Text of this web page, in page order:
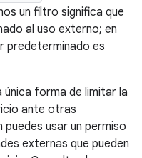
un filtro significa que
al uso externo; en
predeterminado es
forma de limitar la
ante otras
puedes usar un permiso
externas que pueden